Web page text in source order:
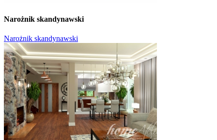
Narożnik skandynawski
Narożnik skandynawski